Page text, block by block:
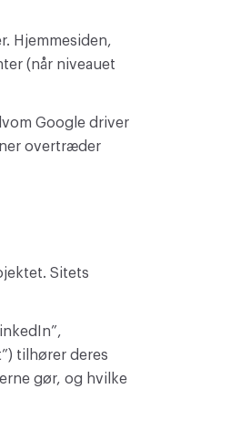
Hjemmesiden,
(når niveauet
Google driver
overtræder
Sitets
tilhører deres
gør, og hvilke